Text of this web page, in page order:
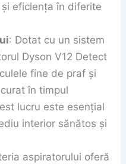
eficiența în diferite
: Dotat cu un sistem
Dyson V12 Detect
fine de praf și
în timpul
lucru este esențial
interior sănătos și
aspiratorului oferă